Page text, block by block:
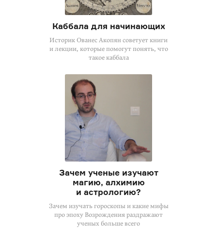
Каббала для начинающих
Историк Ованес Акопян советует книги
и лекции, которые помогут понять, что
такое каббала
Зачем ученые изучают
магию, алхимию
и астрологию?
Зачем изучать гороскопы и какие мифы
про эпоху Возрождения раздражают
ученых больше всего